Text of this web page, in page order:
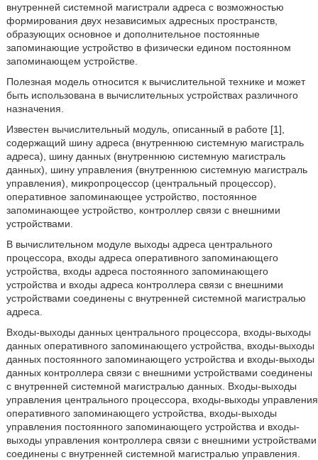
внутренней системной магистрали адреса с возможностью
формирования двух независимых адресных пространств,
образующих основное и дополнительное постоянные
запоминающие устройство в физически едином постоянном
запоминающем устройстве.
Полезная модель относится к вычислительной технике и может
быть использована в вычислительных устройствах различного
назначения.
Известен вычислительный модуль, описанный в работе [1],
содержащий шину адреса (внутреннюю системную магистраль
адреса), шину данных (внутреннюю системную магистраль
данных), шину управления (внутреннюю системную магистраль
управления), микропроцессор (центральный процессор),
оперативное запоминающее устройство, постоянное
запоминающее устройство, контроллер связи с внешними
устройствами.
В вычислительном модуле выходы адреса центрального
процессора, входы адреса оперативного запоминающего
устройства, входы адреса постоянного запоминающего
устройства и входы адреса контроллера связи с внешними
устройствами соединены с внутренней системной магистралью
адреса.
Входы-выходы данных центрального процессора, входы-выходы
данных оперативного запоминающего устройства, входы-выходы
данных постоянного запоминающего устройства и входы-выходы
данных контроллера связи с внешними устройствами соединены
с внутренней системной магистралью данных. Входы-выходы
управления центрального процессора, входы-выходы управления
оперативного запоминающего устройства, входы-выходы
управления постоянного запоминающего устройства и входы-
выходы управления контроллера связи с внешними устройствами
соединены с внутренней системной магистралью управления.